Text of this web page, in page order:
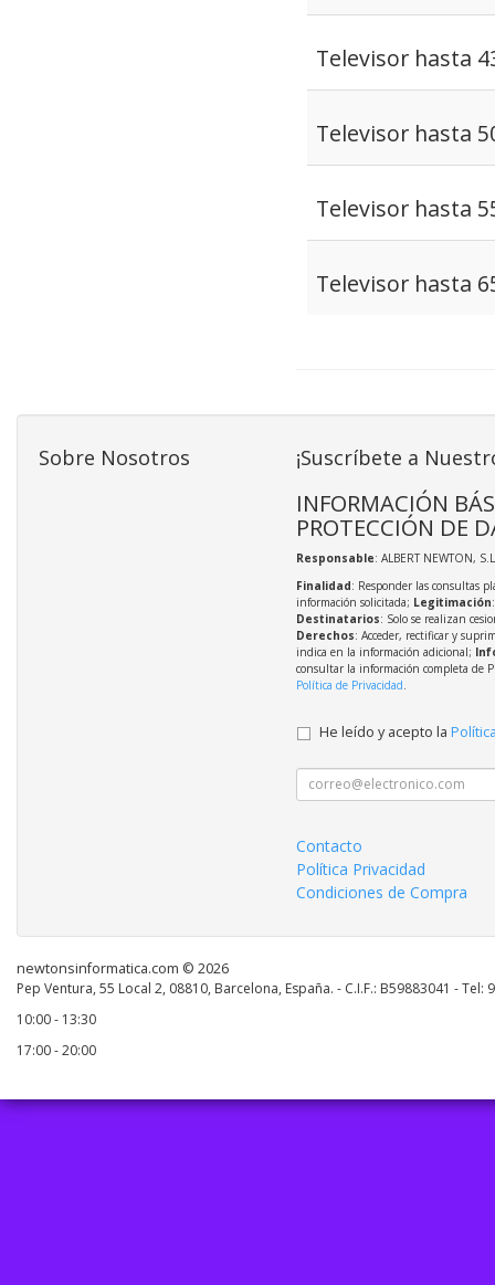
Televisor hasta
Televisor hasta
Televisor hasta
Televisor hasta
Sobre Nosotros ¡Suscríbete a
INFORMACIÓN
PROTECCIÓN DE
Responsable: ALBERT NEWTON,
Finalidad: Responder las consultas
información solicitada; Legitimación
Destinatarios: Solo se realizan
Derechos: Acceder, rectificar y
indica en la información adicional;
consultar la información completa de
Política de Privacidad.
He leído y acepto la
Contacto
Política Privacidad
Condiciones de Compra
newtonsinformatica.com © 2026
Pep Ventura, 55 Local 2, 08810, Barcelona, España. - C.I.F.: B59883041 - Tel:
10:00 - 13:30
17:00 - 20:00